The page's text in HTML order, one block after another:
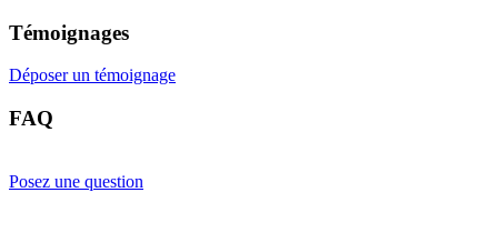
Témoignages
Déposer un témoignage
FAQ
Posez une question